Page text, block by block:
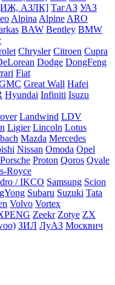
АЗЛК] ТагАЗ УАЗ
Alpina Alpine ARO
BAW Bentley BMW
Chrysler Citroen Cupra
Dodge DongFeng
Fiat
Great Wall Hafei
Hyundai Infiniti Isuzu
Landwind LDV
Ligier Lincoln Lotus
Mazda Mercedes
Nissan Omoda Opel
Porsche Proton Qoros Qvale
Royce
/ IKCO Samsung Scion
Subaru Suzuki Tata
Volvo Vortex
Zeekr Zotye ZX
ЗИЛ ЛуАЗ Москвич